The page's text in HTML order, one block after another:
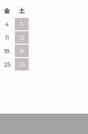
金
土
4
5
11
12
18
19
25
26